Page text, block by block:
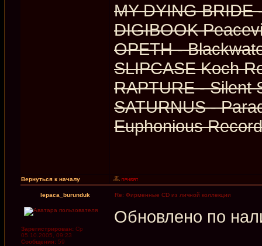
MY DYING BRIDE
DIGIBOOK
OPETH -
SLIPCASE Koch
RAPTURE - Silent
SATURNUS -
Euphonious
Вернуться к началу
lepaca_burunduk Re: Фирменные CD из личной коллекции
Зарегистрирован: Ср
05.10.2005, 09:23
Сообщения: 59
Обновлено по